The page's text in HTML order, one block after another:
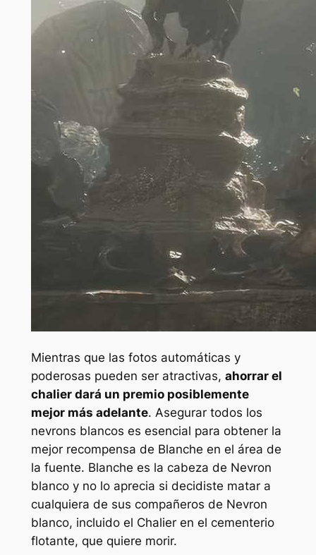
Mientras que las fotos automáticas y
poderosas pueden ser atractivas, ahorrar el
chalier dará un premio posiblemente
mejor más adelante. Asegurar todos los
nevrons blancos es esencial para obtener la
mejor recompensa de Blanche en el área de
la fuente. Blanche es la cabeza de Nevron
blanco y no lo aprecia si decidiste matar a
cualquiera de sus compañeros de Nevron
blanco, incluido el Chalier en el cementerio
flotante, que quiere morir.